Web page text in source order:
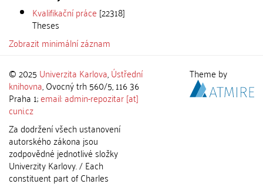
Kvalifikační práce [22318]
Theses
Zobrazit minimální záznam
© 2025 Univerzita Karlova,Ústřední
knihovna, Ovocný trh 560/5, 116 36
Praha 1;email: admin-repozitar [at]
cuni.cz
Za dodržení všech ustanovení
autorského zákona jsou
zodpovědné jednotlivé složky
Univerzity Karlovy. / Each
constituent part of Charles
Theme by